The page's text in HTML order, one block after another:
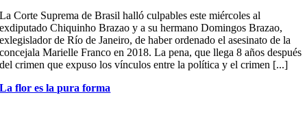
La Corte Suprema de Brasil halló culpables este miércoles al
exdiputado Chiquinho Brazao y a su hermano Domingos Brazao,
exlegislador de Río de Janeiro, de haber ordenado el asesinato de la
concejala Marielle Franco en 2018. La pena, que llega 8 años después
del crimen que expuso los vínculos entre la política y el crimen [...]
La flor es la pura forma